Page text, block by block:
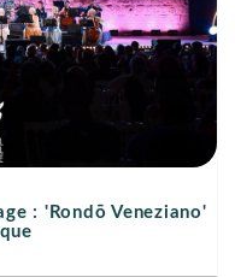
: 'Rondō Veneziano'